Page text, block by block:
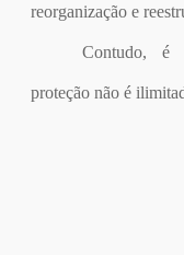
reorganização e
Contudo, é
proteção não é